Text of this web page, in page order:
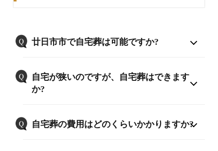
廿日市市で自宅葬は可能ですか?
自宅が狭いのですが、自宅葬はできます
か?
自宅葬の費用はどのくらいかかりますか?